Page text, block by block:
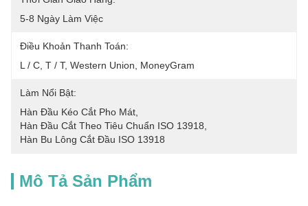
5-8 Ngày Làm Việc
Điều Khoản Thanh Toán:
L / C, T / T, Western Union, MoneyGram
Làm Nổi Bật:
Hàn Đầu Kéo Cắt Pho Mát
Hàn Đầu Cắt Theo Tiêu Chuẩn ISO 13918
Hàn Bu Lông Cắt Đầu ISO 13918
Mô Tả Sản Phẩm